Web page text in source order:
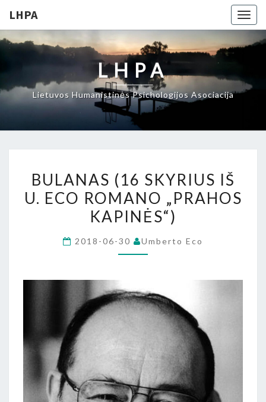
LHPA
LHPA
Lietuvos Humanistinės Psichologijos Asociacija
(16
SKYRIUS
IŠ
ECO
KAPINĖS“)
BULANAS (16 SKYRIUS IŠ
U. ECO ROMANO „PRAHOS
KAPINĖS“)
2018-06-30 Umberto Eco